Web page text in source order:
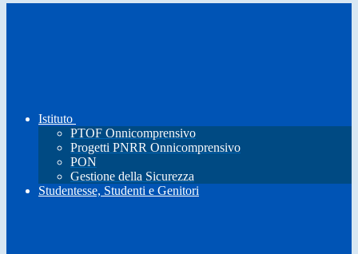
Istituto
PTOF Onnicomprensivo
Progetti PNRR Onnicomprensivo
PON
Gestione della Sicurezza
Studentesse, Studenti e Genitori